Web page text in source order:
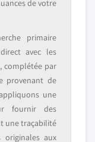
de votre
primaire
avec les
complétée par
provenant de
une
fournir des
une traçabilité
originales aux